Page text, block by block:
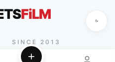
FiLM
SINCE 2013